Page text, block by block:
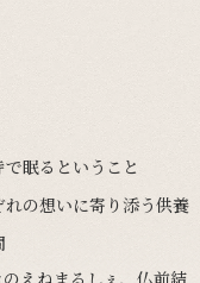
眠るということ
の想いに寄り添う供養
えねまるしぇ、仏前結